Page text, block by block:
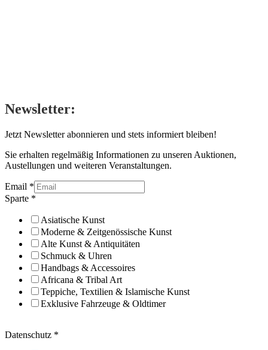
Newsletter:
Jetzt Newsletter abonnieren und stets informiert bleiben!
Sie erhalten regelmäßig Informationen zu unseren Auktionen,
Austellungen und weiteren Veranstaltungen.
Email *
Sparte *
Asiatische Kunst
Moderne & Zeitgenössische Kunst
Alte Kunst & Antiquitäten
Schmuck & Uhren
Handbags & Accessoires
Africana & Tribal Art
Teppiche, Textilien & Islamische Kunst
Exklusive Fahrzeuge & Oldtimer
Datenschutz *